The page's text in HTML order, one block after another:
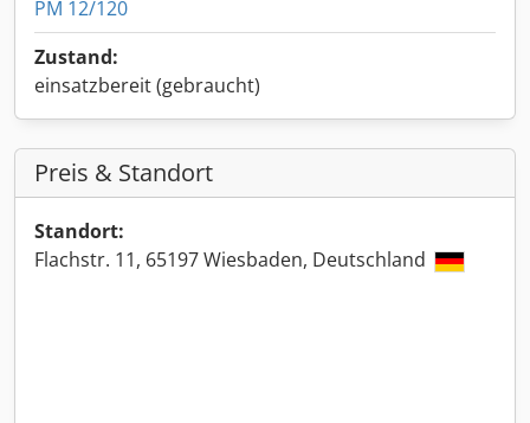
PM 12/120
Zustand:
einsatzbereit (gebraucht)
Preis & Standort
Standort:
Flachstr. 11, 65197 Wiesbaden, Deutschland